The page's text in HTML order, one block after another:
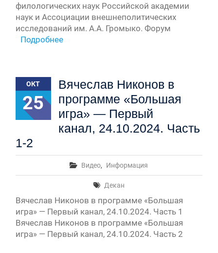
филологических наук Российской академии
наук и Ассоциации внешнеполитических
исследований им. А.А. Громыко. Форум
Подробнее
ОКТ
25
Вячеслав Никонов в
программе «Большая
игра» — Первый
канал, 24.10.2024. Часть
1-2
Видео, Информация
Декан
Вячеслав Никонов в программе «Большая
игра» — Первый канал, 24.10.2024. Часть 1
Вячеслав Никонов в программе «Большая
игра» — Первый канал, 24.10.2024. Часть 2